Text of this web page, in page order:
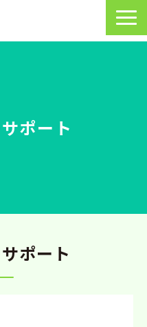
使い方
ラン
質問
ボ
ポート
ポート